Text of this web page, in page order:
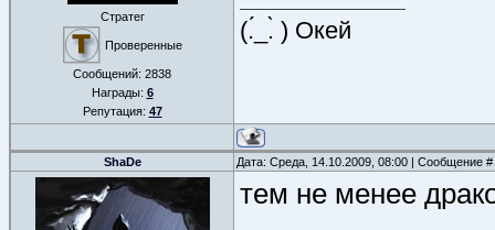
Стратег
Проверенные
Сообщений: 2838
Награды: 6
Репутация: 47
(.́_.̀ ) Окей
ShaDe Дата: Среда, 14.10.2009, 08:00 | Сообщение #
тем не менее